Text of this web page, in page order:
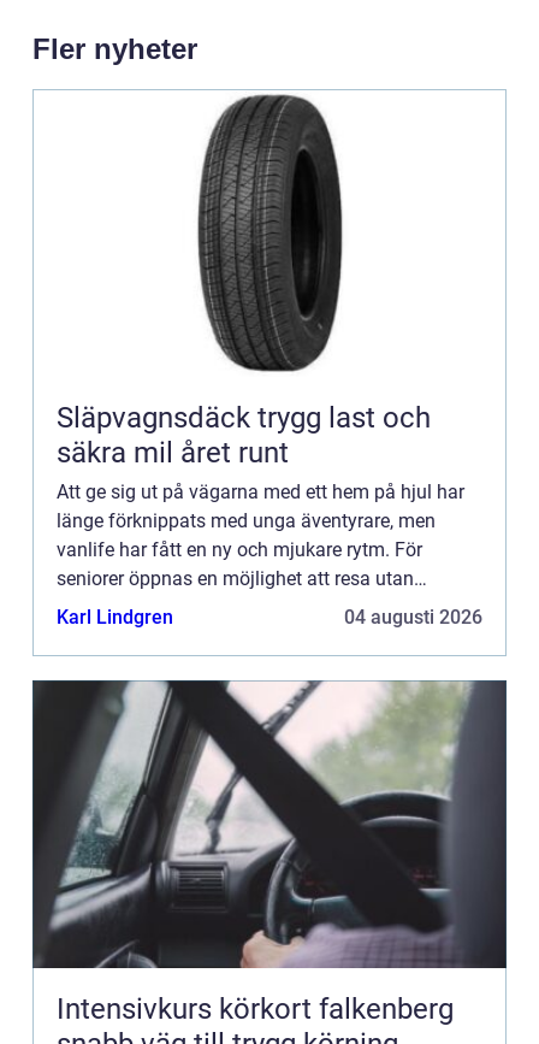
Fler nyheter
Släpvagnsdäck trygg last och
säkra mil året runt
Att ge sig ut på vägarna med ett hem på hjul har
länge förknippats med unga äventyrare, men
vanlife har fått en ny och mjukare rytm. För
seniorer öppnas en möjlighet att resa utan
tidspress, hotell...
Karl Lindgren 04 augusti 2026
Intensivkurs körkort falkenberg